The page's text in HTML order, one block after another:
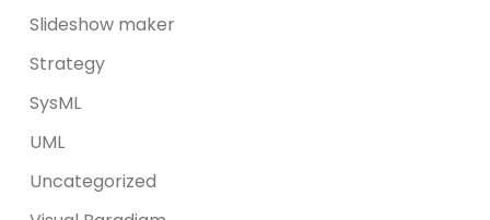
Slideshow maker
Strategy
SysML
UML
Uncategorized